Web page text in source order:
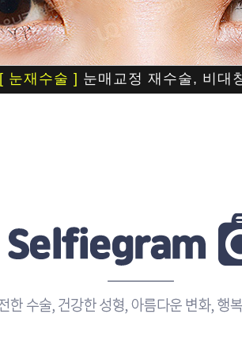
[ 눈재수술 ] 눈매교정 재수술, 비대